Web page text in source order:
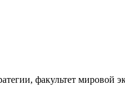
факультет